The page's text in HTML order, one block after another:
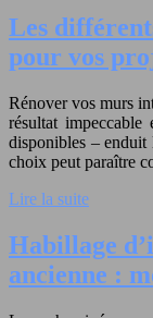
Les
pour vos
Rénover vos murs
résultat
disponibles – enduit
choix peut paraître
Lire la suite
Habillage
ancienne :